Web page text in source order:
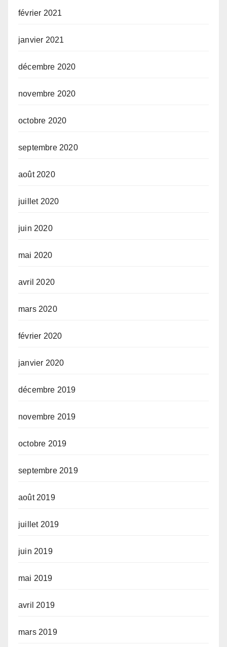
février 2021
janvier 2021
décembre 2020
novembre 2020
octobre 2020
septembre 2020
août 2020
juillet 2020
juin 2020
mai 2020
avril 2020
mars 2020
février 2020
janvier 2020
décembre 2019
novembre 2019
octobre 2019
septembre 2019
août 2019
juillet 2019
juin 2019
mai 2019
avril 2019
mars 2019